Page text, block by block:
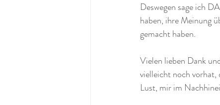
Deswegen sage ich
haben, ihre Meinung
gemacht haben.
Vielen lieben Dank
vielleicht noch vorhat,
Lust, mir im